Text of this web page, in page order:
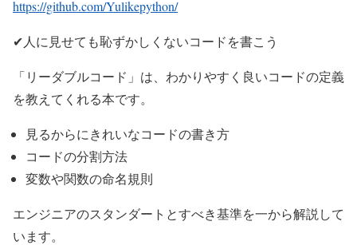
https://github.com/Yulikepython/
✔人に見せても恥ずかしくないコードを書こう
「リーダブルコード」は、わかりやすく良いコードの定義
を教えてくれる本です。
見るからにきれいなコードの書き方
コードの分割方法
変数や関数の命名規則
エンジニアのスタンダートとすべき基準を一から解説して
います。